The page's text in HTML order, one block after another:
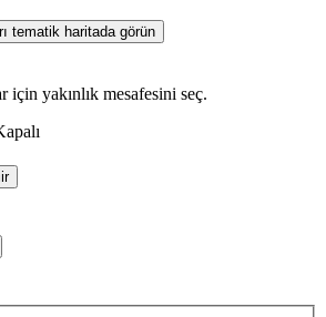
tematik haritada görün
için yakınlık mesafesini seç.